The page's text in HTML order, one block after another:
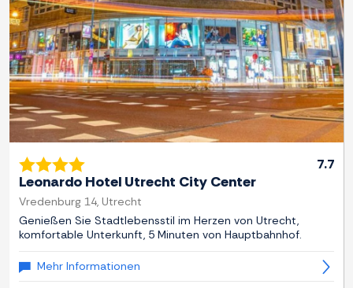
7.7
Leonardo Hotel Utrecht City Center
Vredenburg 14, Utrecht
Genießen Sie Stadtlebensstil im Herzen von Utrecht,
komfortable Unterkunft, 5 Minuten von Hauptbahnhof.
Mehr Informationen